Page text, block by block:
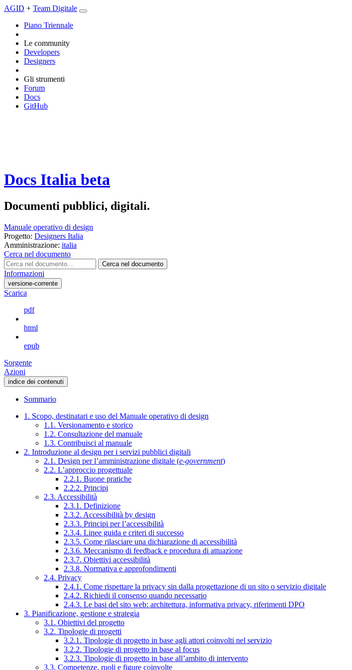
AGID + Team Digitale
Piano Triennale
Le community
Developers
Designers
Gli strumenti
Forum
Docs
GitHub
Docs Italia beta
Documenti pubblici, digitali.
Manuale operativo di design
Progetto: Designers Italia
Amministrazione: italia
Cerca nel documento
Cerca nel documento
Informazioni
versione-corrente
Scarica
pdf
html
epub
Sorgente
Azioni
indice dei contenuti
Sommario
1. Scopo, destinatari e uso del Manuale operativo di design
1.1. Versionamento e storico
1.2. Consultazione del manuale
1.3. Contribuisci al manuale
2. Introduzione al design per i servizi pubblici digitali
2.1. Design per l’amministrazione digitale (e-government)
2.2. L’approccio progettuale
2.2.1. Buone pratiche
2.2.2. Principi
2.3. Accessibilità
2.3.1. Definizione
2.3.2. Accessibilità by design
2.3.3. Principi per l’accessibilità
2.3.4. Linee guida e criteri di successo
2.3.5. Come rilasciare una dichiarazione di accessibilità
2.3.6. Meccanismo di feedback e procedura di attuazione
2.3.7. Obiettivi accessibilità
2.3.8. Normativa e approfondimenti
2.4. Privacy
2.4.1. Come rispettare la privacy sin dalla progettazione di un sito o servizio digitale
2.4.2. Richiedi il consenso quando necessario
2.4.3. Le basi del sito web: architettura, informativa privacy, riferimenti DPO
3. Pianificazione, gestione e strategia
3.1. Obiettivi del progetto
3.2. Tipologie di progetti
3.2.1. Tipologie di progetto in base agli attori coinvolti nel servizio
3.2.2. Tipologie di progetto in base al focus
3.2.3. Tipologie di progetto in base all’ambito di intervento
3.3. Competenze, ruoli e figure coinvolte